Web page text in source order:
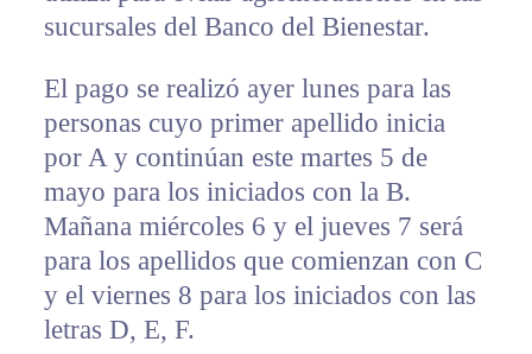
sucursales del Banco del Bienestar.
El pago se realizó ayer lunes para las
personas cuyo primer apellido inicia
por A y continúan este martes 5 de
mayo para los iniciados con la B.
Mañana miércoles 6 y el jueves 7 será
para los apellidos que comienzan con C
y el viernes 8 para los iniciados con las
letras D, E, F.